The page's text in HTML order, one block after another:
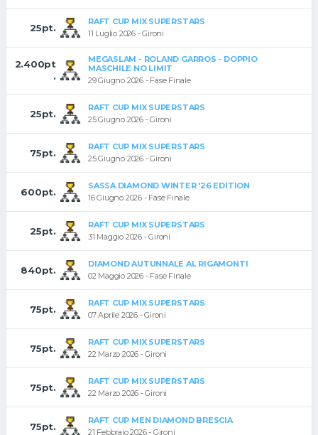
25pt.
RAFT CUP MIX SUPERSTARS
11 Luglio 2026 - Gironi
2.400pt
.
MEGASLAM - ROLAND GARROS - DOPPIO
MASCHILE NO LIMIT
29 Giugno 2026 - Fase Finale
25pt.
RAFT CUP MIX SUPERSTARS
25 Giugno 2026 - Gironi
75pt.
RAFT CUP MIX SUPERSTARS
25 Giugno 2026 - Gironi
600pt.
SASSA DIAMOND WINTER '26 EDITION
16 Giugno 2026 - Fase Finale
25pt.
RAFT CUP MIX SUPERSTARS
31 Maggio 2026 - Gironi
840pt.
DIAMOND AUTUNNALE AL RIGAMONTI
02 Maggio 2026 - Fase Finale
75pt.
RAFT CUP MIX SUPERSTARS
07 Aprile 2026 - Gironi
75pt.
RAFT CUP MIX SUPERSTARS
22 Marzo 2026 - Gironi
75pt.
RAFT CUP MIX SUPERSTARS
22 Marzo 2026 - Gironi
75pt.
RAFT CUP MEN DIAMOND BRESCIA
21 Febbraio 2026 - Gironi